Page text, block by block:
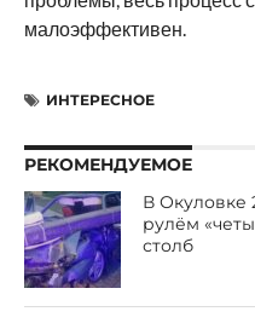
малоэффективен.
ИНТЕРЕСНОЕ
РЕКОМЕНДУЕМОЕ
В Окуловке
рулём
столб